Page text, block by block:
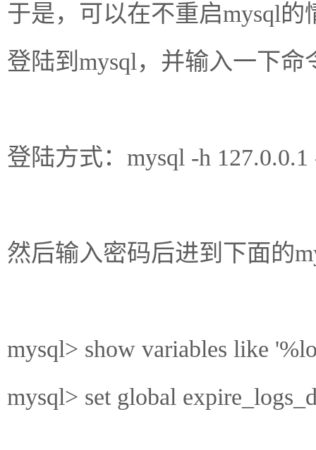
于是，可以在不重启mysql的
登陆到mysql，并输入一下命
登陆方式：mysql -h 127.0.0.1
然后输入密码后进到下面的
mysql> show variables like
mysql> set global